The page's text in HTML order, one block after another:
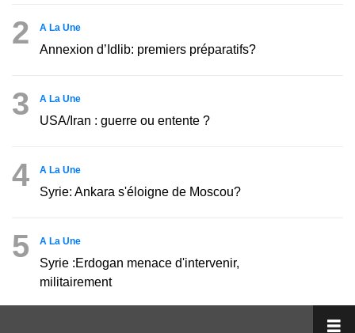
2 A La Une
Annexion d’Idlib: premiers préparatifs?
3 A La Une
USA/Iran : guerre ou entente ?
4 A La Une
Syrie: Ankara s'éloigne de Moscou?
5 A La Une
Syrie :Erdogan menace d'intervenir,
militairement